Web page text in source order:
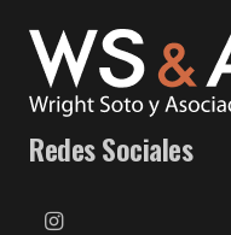
Redes Sociales